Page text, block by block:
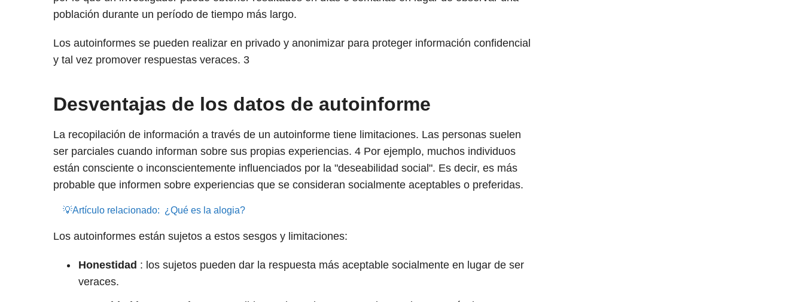
población durante un período de tiempo más largo.
Los autoinformes se pueden realizar en privado y anonimizar para proteger información confidencial
y tal vez promover respuestas veraces. 3
Desventajas de los datos de autoinforme
La recopilación de información a través de un autoinforme tiene limitaciones. Las personas suelen
ser parciales cuando informan sobre sus propias experiencias. 4Por ejemplo, muchos individuos
están consciente o inconscientemente influenciados por la "deseabilidad social". Es decir, es más
probable que informen sobre experiencias que se consideran socialmente aceptables o preferidas.
💡Artículo relacionado: ¿Qué es la alogia?
Los autoinformes están sujetos a estos sesgos y limitaciones:
Honestidad : los sujetos pueden dar la respuesta más aceptable socialmente en lugar de ser
veraces.